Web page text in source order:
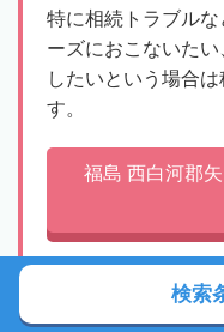
特に相続トラブル
ーズにおこないた
したいという場合
す。
福島 西白河郡
検索